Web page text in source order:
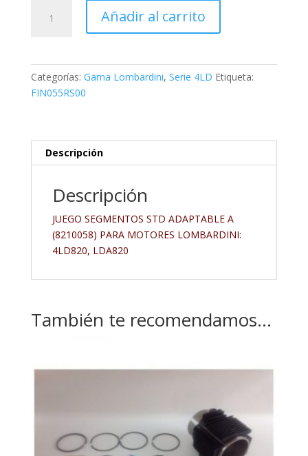
cantidad
Añadir al carrito
Categorías: Gama Lombardini, Serie 4LD Etiqueta:
FIN055RS00
Descripción
Descripción
JUEGO SEGMENTOS STD ADAPTABLE A
(8210058) PARA MOTORES LOMBARDINI:
4LD820, LDA820
También te recomendamos…